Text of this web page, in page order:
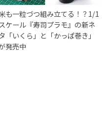
も一粒づつ組み立てる！？1/1
スケール『寿司プラモ』の新ネ
「いくら」と「かっぱ巻き」
発売中